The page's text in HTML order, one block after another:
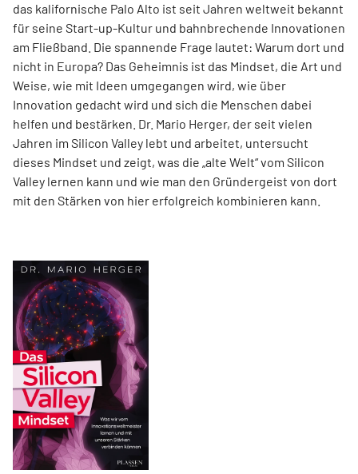
das kalifornische Palo Alto ist seit Jahren weltweit bekannt
für seine Start-up-Kultur und bahnbrechende Innovationen
am Fließband. Die spannende Frage lautet: Warum dort und
nicht in Europa? Das Geheimnis ist das Mindset, die Art und
Weise, wie mit Ideen umgegangen wird, wie über
Innovation gedacht wird und sich die Menschen dabei
helfen und bestärken. Dr. Mario Herger, der seit vielen
Jahren im Silicon Valley lebt und arbeitet, untersucht
dieses Mindset und zeigt, was die „alte Welt“ vom Silicon
Valley lernen kann und wie man den Gründergeist von dort
mit den Stärken von hier erfolgreich kombinieren kann.